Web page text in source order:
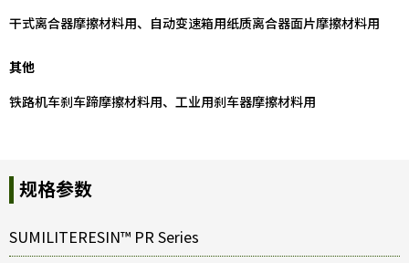
干式离合器摩擦材料用、自动变速箱用纸质离合器面片摩擦材料用
其他
铁路机车刹车蹄摩擦材料用、工业用刹车器摩擦材料用
规格参数
SUMILITERESIN™ PR Series